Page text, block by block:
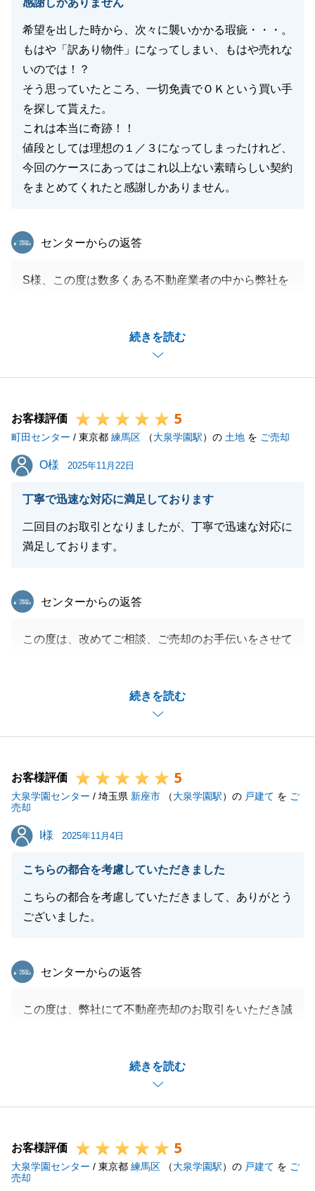
感謝しかありません
希望を出した時から、次々に襲いかかる瑕疵・・・。
もはや「訳あり物件」になってしまい、もはや売れな
いのでは！？
そう思っていたところ、一切免責でＯＫという買い手
を探して貰えた。
これは本当に奇跡！！
値段としては理想の１／３になってしまったけれど、
今回のケースにあってはこれ以上ない素晴らしい契約
をまとめてくれたと感謝しかありません。
続きを読む
東急リバブル
センターからの返答
S様、この度は数多くある不動産業者の中から弊社を
いを意識いたしました。
いただいたお言葉を励みに、日々精進してまいります
ので、今後ともよろしくお願い申し上げます。
たらお気軽にご連絡下さいませ。
この度は、お取引を誠に有難うございました。
閉じる
お客様評価 5
町田センター / 東京都 練馬区 （大泉学園駅）の 土地 を ご売却
O様
O様 2025年11月22日
丁寧で迅速な対応に満足しております
二回目のお取引となりましたが、丁寧で迅速な対応に
満足しております。
続きを読む
東急リバブル
センターからの返答
この度は、改めてご相談、ご売却のお手伝いをさせて
様々なお打合せや段取りが必要でしたが、いつもスピ
ーディーにご手配頂き、Ｏ様の多大なるご協力をもっ
て、スムーズに手続きを終えることができました。
ったようであれば、担当としても何よりです。
引き続き、Ｏ様の近しい方々のお力になれればと思い
ますので、お困りの方がいらっしゃいましたら、いつ
でもお気軽にご連絡・ご相談下さいませ。
閉じる
お客様評価 5
大泉学園センター / 埼玉県 新座市 （大泉学園駅）の 戸建て を ご
売却
I様
I様 2025年11月4日
こちらの都合を考慮していただきました
こちらの都合を考慮していただきまして、ありがとう
ございました。
続きを読む
東急リバブル
センターからの返答
この度は、弊社にて不動産売却のお取引をいただき誠
約することができました。
大変お世話になりました。
今後も不動産売買に関するご相談事項がございました
お客様評価 5
大泉学園センター / 東京都 練馬区 （大泉学園駅）の 戸建て を ご
売却